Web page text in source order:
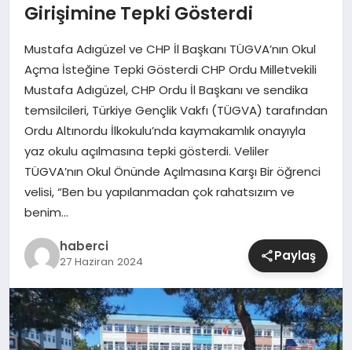
MAGAZIN
SAĞLIK
SIYASET
SPOR
TEKNOLOJI
YAŞAM
Girişimine Tepki Gösterdi
Mustafa Adıgüzel ve CHP İl Başkanı TÜGVA’nın Okul
Açma İsteğine Tepki Gösterdi CHP Ordu Milletvekili
Mustafa Adıgüzel, CHP Ordu İl Başkanı ve sendika
temsilcileri, Türkiye Gençlik Vakfı (TÜGVA) tarafından
Ordu Altınordu İlkokulu’nda kaymakamlık onayıyla
yaz okulu açılmasına tepki gösterdi. Veliler
TÜGVA’nın Okul Önünde Açılmasına Karşı Bir öğrenci
velisi, “Ben bu yapılanmadan çok rahatsızım ve
benim…
haberci
27 Haziran 2024 Paylaş